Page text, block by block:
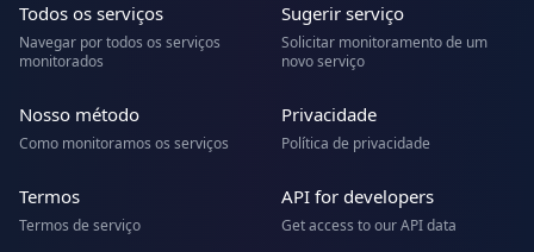
Todos os serviços
Navegar por todos os serviços
monitorados
Sugerir serviço
Solicitar monitoramento de um
novo serviço
Nosso método
Como monitoramos os serviços
Privacidade
Política de privacidade
Termos
Termos de serviço
API for developers
Get access to our API data